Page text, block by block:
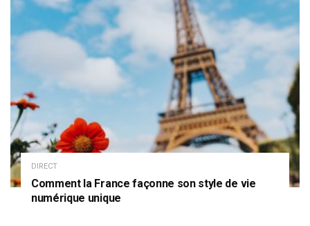
DIRECT
Comment la France façonne son style de vie
numérique unique